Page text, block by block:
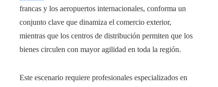
francas y los aeropuertos internacionales, conforma un
conjunto clave que dinamiza el comercio exterior,
mientras que los centros de distribución permiten que los
bienes circulen con mayor agilidad en toda la región.
Este escenario requiere profesionales especializados en